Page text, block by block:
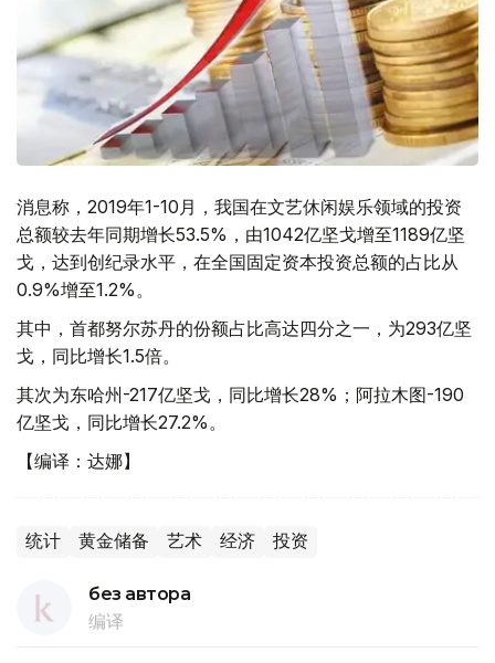
消息称，2019年1-10月，我国在文艺休闲娱乐领域的投资
总额较去年同期增长53.5%，由1042亿坚戈增至1189亿坚
戈，达到创纪录水平，在全国固定资本投资总额的占比从
0.9%增至1.2%。
其中，首都努尔苏丹的份额占比高达四分之一，为293亿坚
戈，同比增长1.5倍。
其次为东哈州-217亿坚戈，同比增长28%；阿拉木图-190
亿坚戈，同比增长27.2%。
【编译：达娜】
统计 黄金储备 艺术 经济 投资
без автора
编译